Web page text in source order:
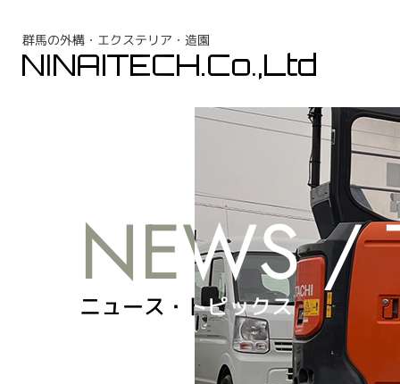
群馬の外構・エクステリア・造園
ニュース・トピックス
ニュース・トピックス